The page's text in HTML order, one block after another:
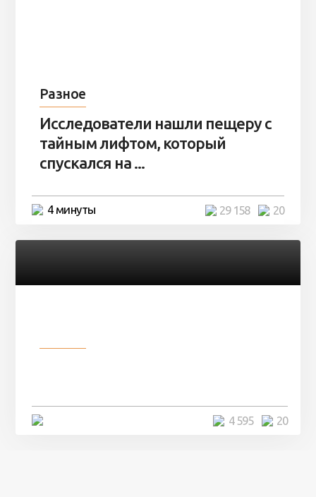
Разное
Исследователи нашли пещеру с
тайным лифтом, который
спускался на ...
4 минуты 20
29 158
20
4 595